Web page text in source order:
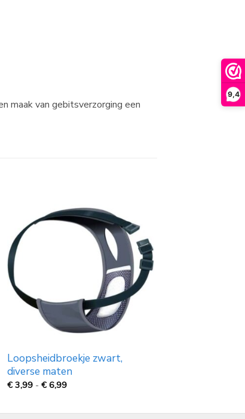
9,4
maak van gebitsverzorging een
Loopsheidbroekje zwart,
diverse maten
€ 3,99 - € 6,99Prijsklasse: